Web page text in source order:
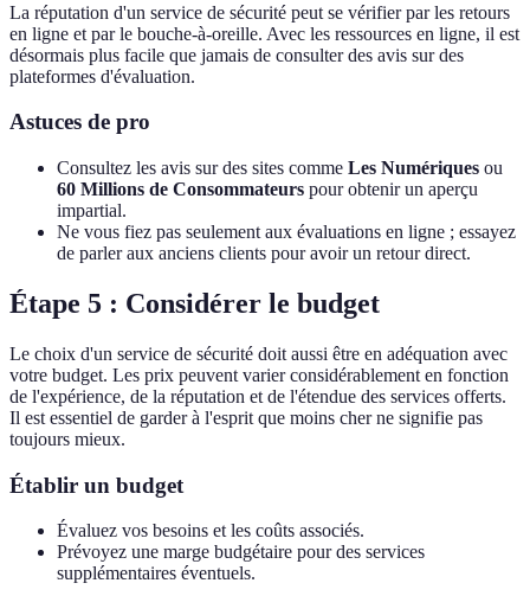
La réputation d'un service de sécurité peut se vérifier par les retours
en ligne et par le bouche-à-oreille. Avec les ressources en ligne, il est
désormais plus facile que jamais de consulter des avis sur des
plateformes d'évaluation.
Astuces de pro
Consultez les avis sur des sites comme Les Numériques ou
60 Millions de Consommateurs pour obtenir un aperçu
impartial.
Ne vous fiez pas seulement aux évaluations en ligne ; essayez
de parler aux anciens clients pour avoir un retour direct.
Étape 5 : Considérer le budget
Le choix d'un service de sécurité doit aussi être en adéquation avec
votre budget. Les prix peuvent varier considérablement en fonction
de l'expérience, de la réputation et de l'étendue des services offerts.
Il est essentiel de garder à l'esprit que moins cher ne signifie pas
toujours mieux.
Établir un budget
Évaluez vos besoins et les coûts associés.
Prévoyez une marge budgétaire pour des services
supplémentaires éventuels.